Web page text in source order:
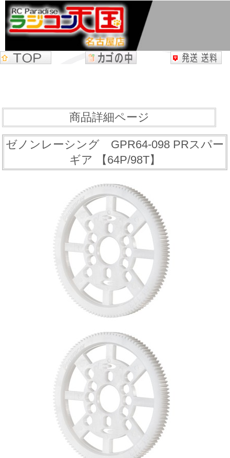
商品詳細ページ
ゼノンレーシング GPR64-098 PRスパー
ギア 【64P/98T】